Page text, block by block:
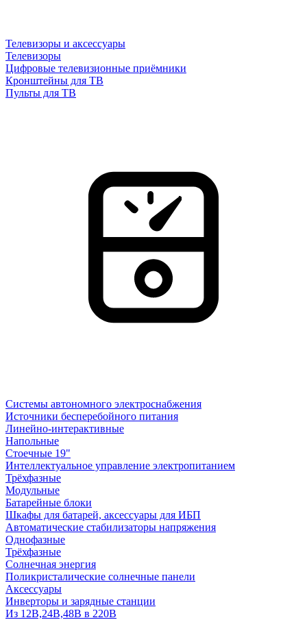
Телевизоры и аксессуары
Телевизоры
Цифровые телевизионные приёмники
Кронштейны для ТВ
Пульты для ТВ
Системы автономного электроснабжения
Источники бесперебойного питания
Линейно-интерактивные
Напольные
Стоечные 19"
Интеллектуальное управление электропитанием
Трёхфазные
Модульные
Батарейные блоки
Шкафы для батарей, аксессуары для ИБП
Автоматические стабилизаторы напряжения
Однофазные
Трёхфазные
Солнечная энергия
Поликристалические солнечные панели
Аксессуары
Инверторы и зарядные станции
Из 12В,24В,48В в 220В